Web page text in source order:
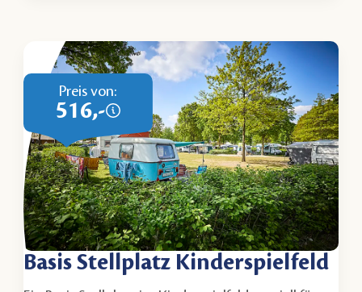
Preis von:
516,-
Basis Stellplatz Kinderspielfeld